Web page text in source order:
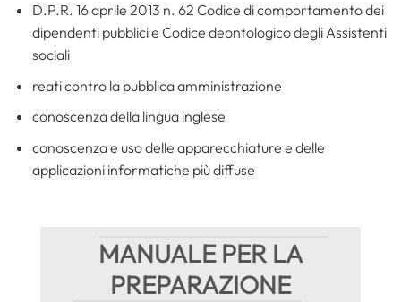
D.P.R. 16 aprile 2013 n. 62 Codice di comportamento dei
dipendenti pubblici e Codice deontologico degli Assistenti
sociali
reati contro la pubblica amministrazione
conoscenza della lingua inglese
conoscenza e uso delle apparecchiature e delle
applicazioni informatiche più diffuse
MANUALE PER LA
PREPARAZIONE